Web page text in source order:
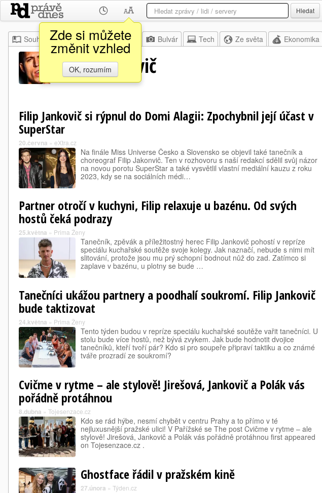
Zde si můžete
změnit vzhled
OK, rozumím
Hledat
Souhrn Moje Z domova Bulvár Tech Ze světa Ekonomika
Filip Jankovič
Filip Jankovič si rýpnul do Domi Alagii: Zpochybnil její účast v
SuperStar
20.června » eXtra.cz
Na finále Miss Universe Česko a Slovensko se objevil také tanečník a
choreograf Filip Jakonvič. Ten v rozhovoru s naší redakcí sdělil svůj názor
na novou porotu SuperStar a také vysvětlil vlastní mediální kauzu z roku
2023, kdy se na sociálních médi…
Partner otročí v kuchyni, Filip relaxuje u bazénu. Od svých
hostů čeká podrazy
25.května » Prima Ženy
Tanečník, zpěvák a příležitostný herec Filip Jankovič pohostí v repríze
speciálu kuchařské soutěže svoje kolegy. Jak naznačí, nebude s nimi mít
slitování, protože jsou mu prý schopní bodnout nůž do zad. Zatímco si
zaplave v bazénu, u plotny se bude …
Tanečníci ukážou partnery a poodhalí soukromí. Filip Jankovič
bude taktizovat
24.května » Prima Ženy
Tento týden budou v repríze speciálu kuchařské soutěže vařit tanečníci. U
stolu bude více hostů, než bývá zvykem. Jak bude hodnotit dvojice
tanečníků, kteří tvoří pár? Kdo si pro soupeře připraví taktiku a co známé
tváře prozradí ze soukromí?
Cvičme v rytme – ale stylově! Jirešová, Jankovič a Polák vás
pořádně protáhnou
8.dubna » Tojesenzace.cz
Kdo se rád hýbe, nesmí chybět v centru Prahy a to přímo v té
nejluxusnější pražské ulici! V Pařížské se The post Cvičme v rytme – ale
stylově! Jirešová, Jankovič a Polák vás pořádně protáhnou first appeared
on Tojesenzace.cz .
Ghostface řádil v pražském kině
27.února » Týden.cz